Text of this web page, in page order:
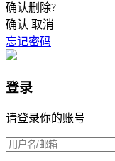
确认删除?
确认 取消
忘记密码
登录
请登录你的账号